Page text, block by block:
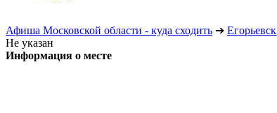
Афиша Московской области - куда сходить ➔ Егорьевск
Не указан
Информация о месте